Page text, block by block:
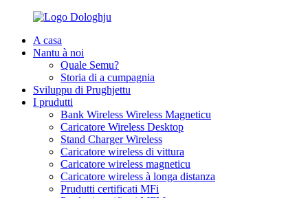
A casa
Nantu à noi
Quale Semu?
Storia di a cumpagnia
Sviluppu di Prughjettu
I prudutti
Bank Wireless Wireless Magneticu
Caricatore Wireless Desktop
Stand Charger Wireless
Caricatore wireless di vittura
Caricatore wireless magneticu
Caricatore wireless à longa distanza
Prudutti certificati MFi